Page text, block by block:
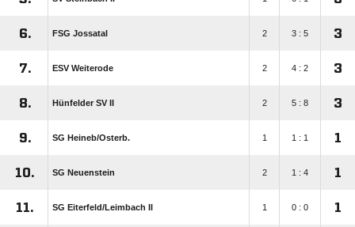
6. FSG Jossatal 2 3 : 5 3
7. ESV Weiterode 2 4 : 2 3
8. Hünfelder SV II 2 5 : 8 3
9. SG Heineb/​Osterb. 1 1 : 1 1
10. SG Neuenstein 2 1 : 4 1
11. SG Eiterfeld/​Leimbach II 1 0 : 0 1